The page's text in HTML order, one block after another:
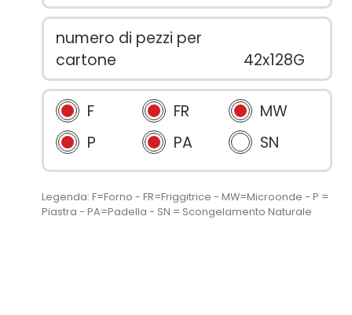
numero di pezzi per
cartone
42x128G
F FR
MW
P
PA SN
Legenda: F=Forno - FR=Friggitrice - MW=Microonde - P =
Piastra - PA=Padella - SN = Scongelamento Naturale